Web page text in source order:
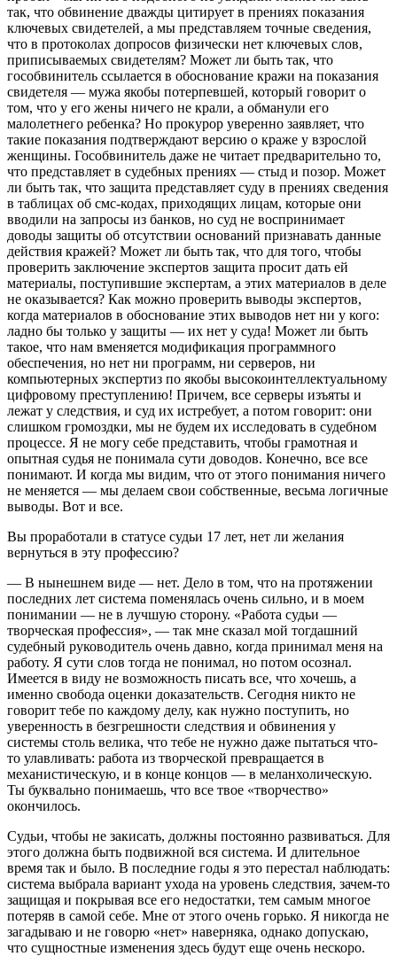
так, что обвинение дважды цитирует в прениях показания
ключевых свидетелей, а мы представляем точные сведения,
что в протоколах допросов физически нет ключевых слов,
приписываемых свидетелям? Может ли быть так, что
гособвинитель ссылается в обоснование кражи на показания
свидетеля — мужа якобы потерпевшей, который говорит о
том, что у его жены ничего не крали, а обманули его
малолетнего ребенка? Но прокурор уверенно заявляет, что
такие показания подтверждают версию о краже у взрослой
женщины. Гособвинитель даже не читает предварительно то,
что представляет в судебных прениях — стыд и позор. Может
ли быть так, что защита представляет суду в прениях сведения
в таблицах об смс-кодах, приходящих лицам, которые они
вводили на запросы из банков, но суд не воспринимает
доводы защиты об отсутствии оснований признавать данные
действия кражей? Может ли быть так, что для того, чтобы
проверить заключение экспертов защита просит дать ей
материалы, поступившие экспертам, а этих материалов в деле
не оказывается? Как можно проверить выводы экспертов,
когда материалов в обоснование этих выводов нет ни у кого:
ладно бы только у защиты — их нет у суда! Может ли быть
такое, что нам вменяется модификация программного
обеспечения, но нет ни программ, ни серверов, ни
компьютерных экспертиз по якобы высокоинтеллектуальному
цифровому преступлению! Причем, все серверы изъяты и
лежат у следствия, и суд их истребует, а потом говорит: они
слишком громоздки, мы не будем их исследовать в судебном
процессе. Я не могу себе представить, чтобы грамотная и
опытная судья не понимала сути доводов. Конечно, все все
понимают. И когда мы видим, что от этого понимания ничего
не меняется — мы делаем свои собственные, весьма логичные
выводы. Вот и все.
Вы проработали в статусе судьи 17 лет, нет ли желания
вернуться в эту профессию?
— В нынешнем виде — нет. Дело в том, что на протяжении
последних лет система поменялась очень сильно, и в моем
понимании — не в лучшую сторону. «Работа судьи —
творческая профессия», — так мне сказал мой тогдашний
судебный руководитель очень давно, когда принимал меня на
работу. Я сути слов тогда не понимал, но потом осознал.
Имеется в виду не возможность писать все, что хочешь, а
именно свобода оценки доказательств. Сегодня никто не
говорит тебе по каждому делу, как нужно поступить, но
уверенность в безгрешности следствия и обвинения у
системы столь велика, что тебе не нужно даже пытаться что-
то улавливать: работа из творческой превращается в
механистическую, и в конце концов — в меланхолическую.
Ты буквально понимаешь, что все твое «творчество»
окончилось.
Судьи, чтобы не закисать, должны постоянно развиваться. Для
этого должна быть подвижной вся система. И длительное
время так и было. В последние годы я это перестал наблюдать:
система выбрала вариант ухода на уровень следствия, зачем-то
защищая и покрывая все его недостатки, тем самым многое
потеряв в самой себе. Мне от этого очень горько. Я никогда не
загадываю и не говорю «нет» наверняка, однако допускаю,
что сущностные изменения здесь будут еще очень нескоро.